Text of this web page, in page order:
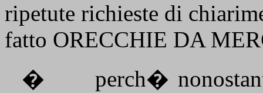
ripetute richieste di
fatto ORECCHIE DA
�
perch�